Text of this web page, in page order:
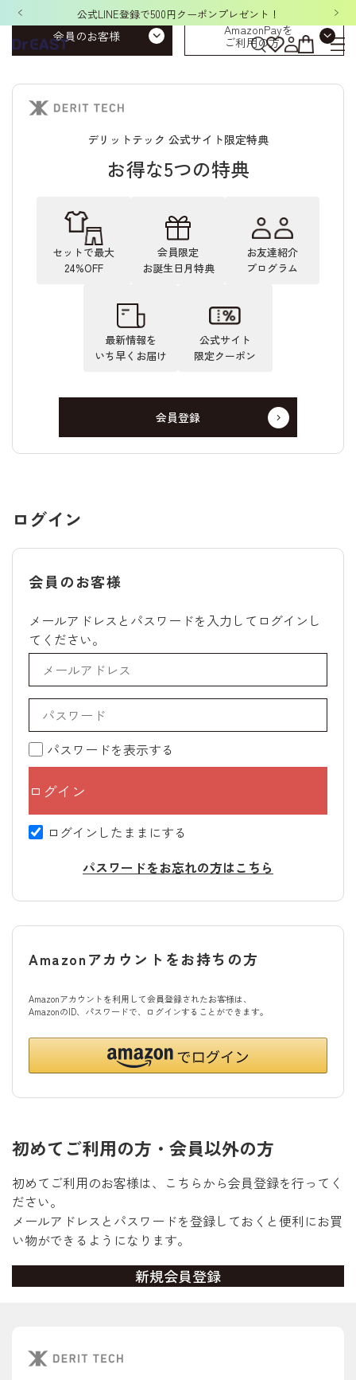
公式LINE登録で500円クーポンプレゼント！
会員のお客様
AmazonPayを
ご利用の方
デリットテック 公式サイト限定特典
お得な5つの特典
セットで最大
24%OFF
会員限定
お誕生日月特典
お友達紹介
プログラム
最新情報を
いち早くお届け
公式サイト
限定クーポン
会員登録
ログイン
会員のお客様
メールアドレスとパスワードを入力してログインし
てください。
パスワードを表示する
ログインしたままにする
パスワードをお忘れの方はこちら
Amazonアカウントをお持ちの方
Amazonアカウントを利用して会員登録されたお客様は、
AmazonのID、パスワードで、ログインすることができます。
初めてご利用の方・会員以外の方
初めてご利用のお客様は、こちらから会員登録を行ってく
ださい。
メールアドレスとパスワードを登録しておくと便利にお買
い物ができるようになります。